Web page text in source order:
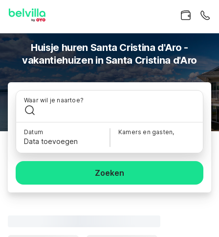
Huisje huren Santa Cristina d'Aro -
vakantiehuizen in Santa Cristina d'Aro
Waar wil je naartoe?
Datum
Data toevoegen
Kamers en gasten,
Zoeken